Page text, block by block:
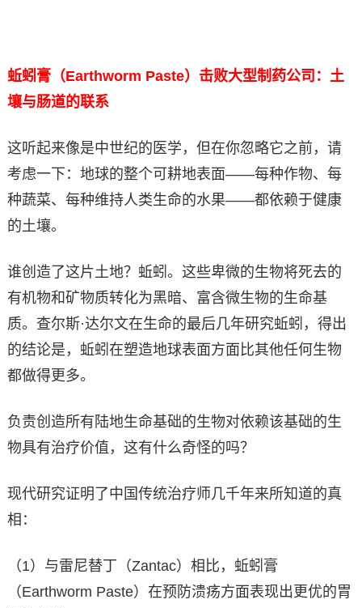
蚯蚓膏（Earthworm Paste）击败大型制药公司：土
壤与肠道的联系
这听起来像是中世纪的医学，但在你忽略它之前，请
考虑一下：地球的整个可耕地表面——每种作物、每
种蔬菜、每种维持人类生命的水果——都依赖于健康
的土壤。
谁创造了这片土地？蚯蚓。这些卑微的生物将死去的
有机物和矿物质转化为黑暗、富含微生物的生命基
质。查尔斯·达尔文在生命的最后几年研究蚯蚓，得出
的结论是，蚯蚓在塑造地球表面方面比其他任何生物
都做得更多。
负责创造所有陆地生命基础的生物对依赖该基础的生
物具有治疗价值，这有什么奇怪的吗？
现代研究证明了中国传统治疗师几千年来所知道的真
相：
（1）与雷尼替丁（Zantac）相比，蚯蚓膏
（Earthworm Paste）在预防溃疡方面表现出更优的胃